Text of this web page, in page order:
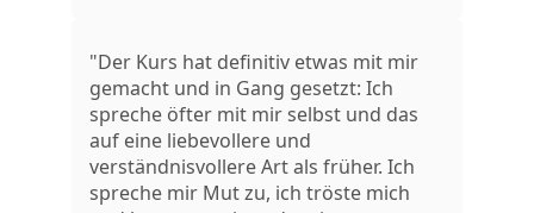
"Der Kurs hat definitiv etwas mit mir
gemacht und in Gang gesetzt: Ich
spreche öfter mit mir selbst und das
auf eine liebevollere und
verständnisvollere Art als früher. Ich
spreche mir Mut zu, ich tröste mich